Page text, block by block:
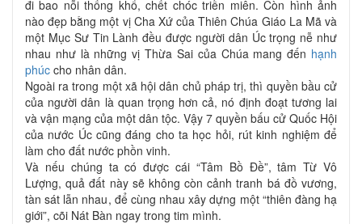
đi bao nỗi thống khổ, chết chóc triền miên. Còn hình ảnh
nào đẹp bằng một vị Cha Xứ của Thiên Chúa Giáo La Mã và
một Mục Sư Tin Lành đều được người dân Úc trọng nễ như
nhau như là những vị Thừa Sai của Chúa mang đến hạnh
phúc cho nhân dân.
Ngoài ra trong một xã hội dân chủ pháp trị, thì quyền bầu cử
của người dân là quan trọng hơn cả, nó định đoạt tương lai
và vận mạng của một dân tộc. Vậy 7 quyền bấu cử Quốc Hội
của nước Úc cũng đáng cho ta học hỏi, rút kinh nghiệm để
làm cho đất nước phồn vinh.
Và nếu chúng ta có được cái “Tâm Bồ Đề”, tâm Từ Vô
Lượng, quả đất này sẽ không còn cảnh tranh bá đồ vương,
tàn sát lẫn nhau, để cùng nhau xây dựng một “thiên đàng hạ
giới”, cõi Nát Bàn ngay trong tim mình.